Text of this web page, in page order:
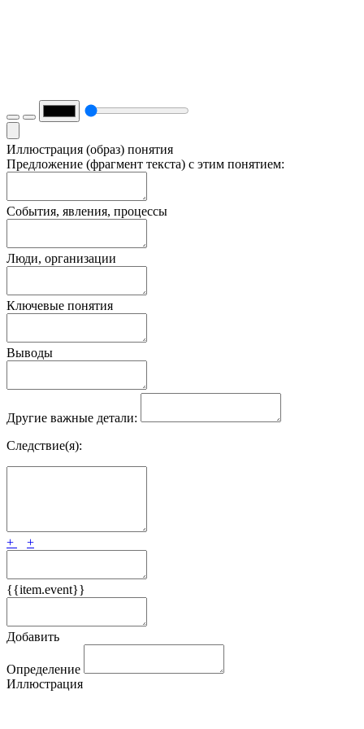
Иллюстрация (образ) понятия
Предложение (фрагмент текста) с этим понятием:
События, явления, процессы
Люди, организации
Ключевые понятия
Выводы
Другие важные детали:
Следствие(я):
+ +
{{item.event}}
Добавить
Определение
Иллюстрация